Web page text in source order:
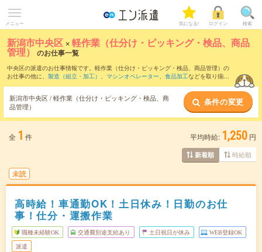
メニュー 気になる! ログイン 検索
新潟市中央区 ×軽作業（仕分け・ピッキング・検品、商品
管理） のお仕事一覧
中央区の派遣のお仕事情報です。軽作業（仕分け・ピッキング・検品、商品管理）の
お仕事の他に、 製造（組立・加工） 、 マシンオペレーター、 食品加工などを取り揃え
軽作業（仕分け・ピッキング・検品、商品管理）
のお仕事とは？とは？
新潟市中央区 / 軽作業（仕分け・ピッキング・検品、商
品管理）
条件の変更
全 1 件 平均時給: 1,250 円
新着順 時給順
未読
高時給！車通勤OK！土日休み！日勤のお仕
事！仕分・運搬作業
職種未経験OK 交通費別途支給あり 土日祝日が休み WEB登録OK
派遣